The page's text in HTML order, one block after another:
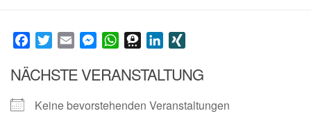
FacebookTwitterEmail MessengerWhatsAppThreemaLinkedIn
NÄCHSTE VERANSTALTUNG
Keine bevorstehenden Veranstaltungen